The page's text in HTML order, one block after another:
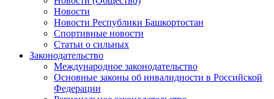
Новости
Новости Республики Башкортостан
Спортивные новости
Статьи о сильных
Законодательство
Международное законодательство
Основные законы об инвалидности в Российской
Федерации